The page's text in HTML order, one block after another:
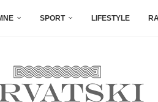
SPORT LIFESTYLE